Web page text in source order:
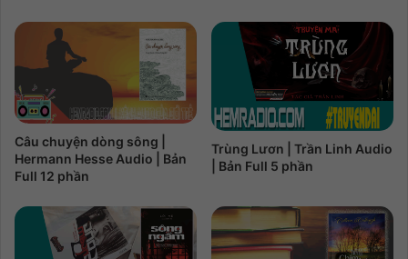
Câu chuyện dòng sông |
Hermann Hesse Audio | Bản
Full 12 phần
Trùng Lươn | Trần Linh Audio
| Bản Full 5 phần